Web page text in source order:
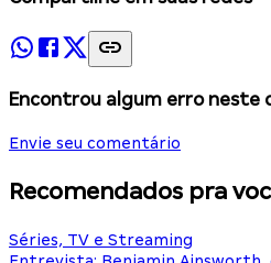
Encontrou algum erro neste
Envie seu comentário
Recomendados pra
Séries, TV e Streaming